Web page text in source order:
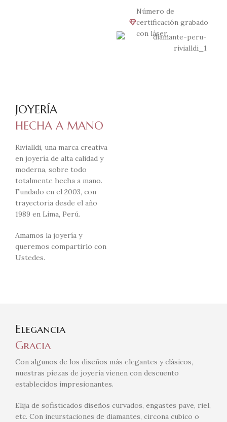
Número de
certificación grabado
con láser.
JOYERÍA
HECHA A MANO
Rivialldi, una marca creativa
en joyería de alta calidad y
moderna, sobre todo
totalmente hecha a mano.
Fundado en el 2003, con
trayectoria desde el año
1989 en Lima, Perú.
Amamos la joyería y
queremos compartirlo con
Ustedes.
Elegancia
Gracia
Con algunos de los diseños más elegantes y clásicos,
nuestras piezas de joyeria vienen con descuento
establecidos impresionantes.
Elija de sofisticados diseños curvados, engastes pave, riel,
etc. Con incurstaciones de diamantes, circona cubico o